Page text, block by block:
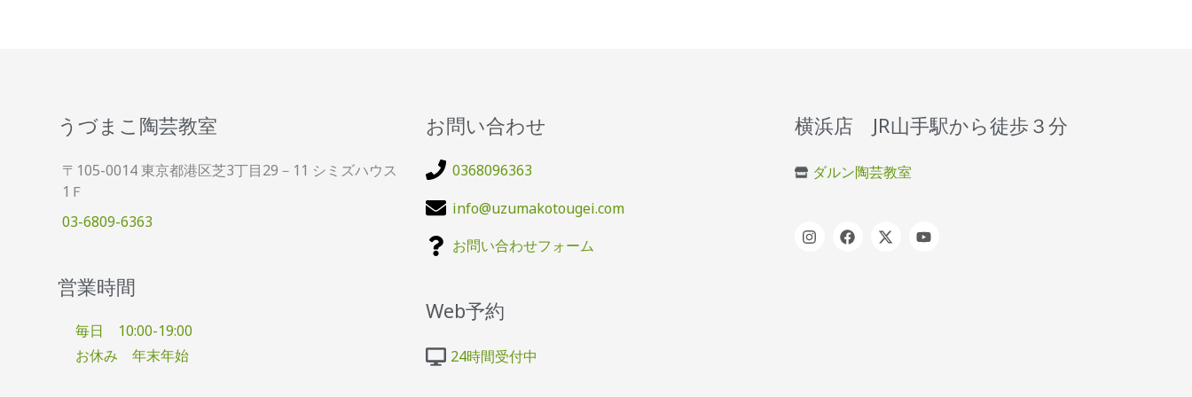
うづまこ陶芸教室
〒105-0014 東京都港区芝3丁目29－11 シミズハウス
1Ｆ
03-6809-6363
営業時間
毎日 10:00-19:00
お休み 年末年始
お問い合わせ
0368096363
info@uzumakotougei.com
お問い合わせフォーム
Web予約
24時間受付中
横浜店 JR山手駅から徒歩３分
ダルン陶芸教室